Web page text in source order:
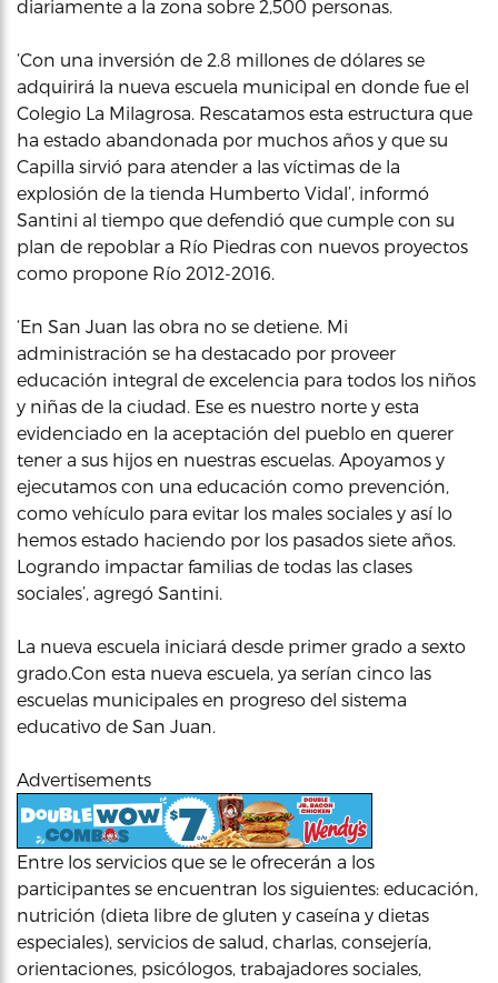
diariamente a la zona sobre 2,500 personas.
‘Con una inversión de 2.8 millones de dólares se
adquirirá la nueva escuela municipal en donde fue el
Colegio La Milagrosa. Rescatamos esta estructura que
ha estado abandonada por muchos años y que su
Capilla sirvió para atender a las víctimas de la
explosión de la tienda Humberto Vidal’, informó
Santini al tiempo que defendió que cumple con su
plan de repoblar a Río Piedras con nuevos proyectos
como propone Río 2012-2016.
‘En San Juan las obra no se detiene. Mi
administración se ha destacado por proveer
educación integral de excelencia para todos los niños
y niñas de la ciudad. Ese es nuestro norte y esta
evidenciado en la aceptación del pueblo en querer
tener a sus hijos en nuestras escuelas. Apoyamos y
ejecutamos con una educación como prevención,
como vehículo para evitar los males sociales y así lo
hemos estado haciendo por los pasados siete años.
Logrando impactar familias de todas las clases
sociales’, agregó Santini.
La nueva escuela iniciará desde primer grado a sexto
grado.Con esta nueva escuela, ya serían cinco las
escuelas municipales en progreso del sistema
educativo de San Juan.
Advertisements
Entre los servicios que se le ofrecerán a los
participantes se encuentran los siguientes: educación,
nutrición (dieta libre de gluten y caseína y dietas
especiales), servicios de salud, charlas, consejería,
orientaciones, psicólogos, trabajadores sociales,